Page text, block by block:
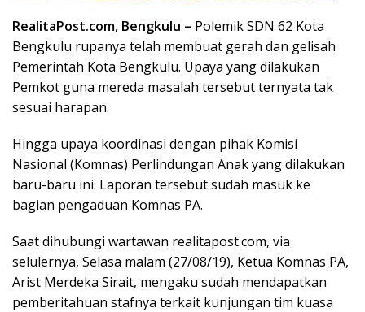
RealitaPost.com, Bengkulu – Polemik SDN 62 Kota
Bengkulu rupanya telah membuat gerah dan gelisah
Pemerintah Kota Bengkulu. Upaya yang dilakukan
Pemkot guna mereda masalah tersebut ternyata tak
sesuai harapan.
Hingga upaya koordinasi dengan pihak Komisi
Nasional (Komnas) Perlindungan Anak yang dilakukan
baru-baru ini. Laporan tersebut sudah masuk ke
bagian pengaduan Komnas PA.
Saat dihubungi wartawan realitapost.com, via
selulernya, Selasa malam (27/08/19), Ketua Komnas PA,
Arist Merdeka Sirait, mengaku sudah mendapatkan
pemberitahuan stafnya terkait kunjungan tim kuasa